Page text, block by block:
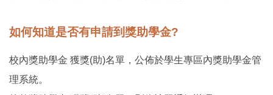
如何知道是否有申請到獎助學金?
校內獎助學金 獲獎(助)名單，公佈於學生專區內獎助學金管
理系統。